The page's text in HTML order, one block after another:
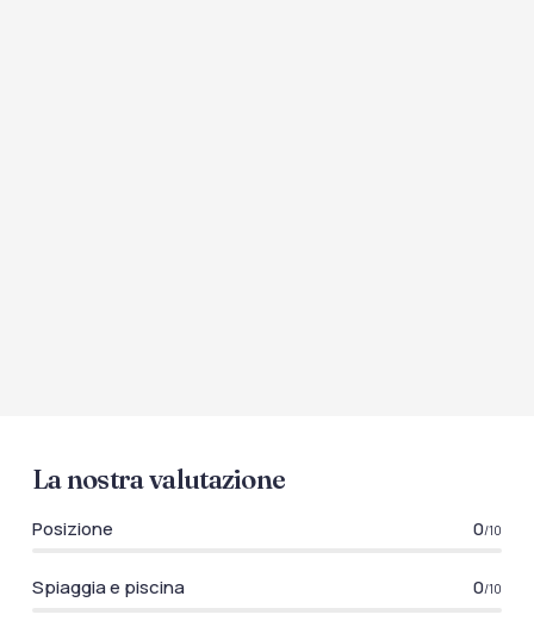
La nostra valutazione
Posizione 0/10
Spiaggia e piscina 0/10